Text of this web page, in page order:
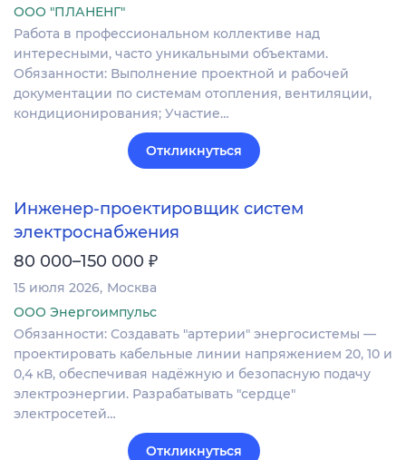
ООО "ПЛАНЕНГ"
Работа в профессиональном коллективе над
интересными, часто уникальными объектами.
Обязанности: Выполнение проектной и рабочей
документации по системам отопления, вентиляции,
кондиционирования; Участие…
Откликнуться
Инженер-проектировщик систем
электроснабжения
80 000–150 000 ₽
15 июля 2026 Москва
ООО Энергоимпульс
Обязанности: Создавать "артерии" энергосистемы —
проектировать кабельные линии напряжением 20, 10 и
0,4 кВ, обеспечивая надёжную и безопасную подачу
электроэнергии. Разрабатывать "сердце"
электросетей…
Откликнуться